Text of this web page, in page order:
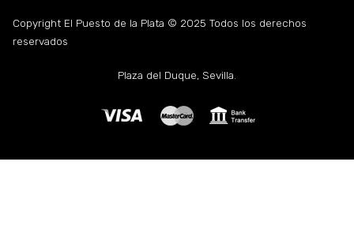
Copyright El Puesto de la Plata © 2025 Todos los derechos
reservados
Plaza del Duque, Sevilla.